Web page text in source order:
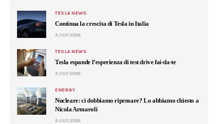
TESLA NEWS
Continua la crescita di Tesla in Italia
3 JULY 2026
TESLA NEWS
Tesla espande l’esperienza di test drive fai-da-te
3 JULY 2026
ENERGY
Nucleare: ci dobbiamo ripensare? Lo abbiamo chiesto a
Nicola Armaroli
3 JULY 2026